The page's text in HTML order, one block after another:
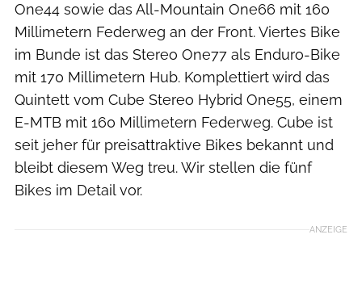
One44 sowie das All-Mountain One66 mit 160
Millimetern Federweg an der Front. Viertes Bike
im Bunde ist das Stereo One77 als Enduro-Bike
mit 170 Millimetern Hub. Komplettiert wird das
Quintett vom Cube Stereo Hybrid One55, einem
E-MTB mit 160 Millimetern Federweg. Cube ist
seit jeher für preisattraktive Bikes bekannt und
bleibt diesem Weg treu. Wir stellen die fünf
Bikes im Detail vor.
ANZEIGE